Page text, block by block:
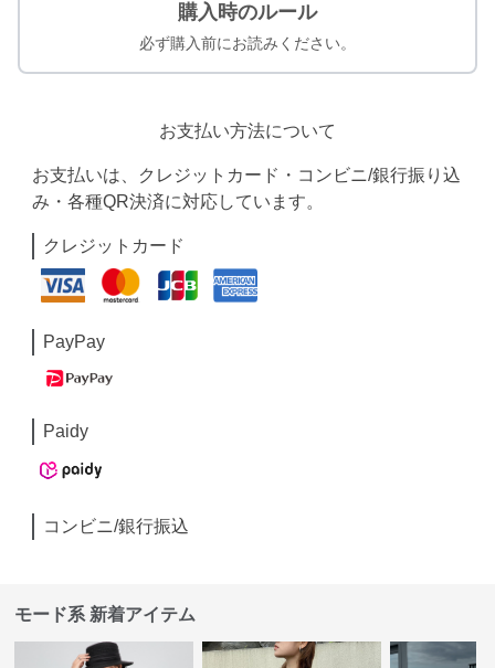
購入時のルール
必ず購入前にお読みください。
お支払い方法について
お支払いは、クレジットカード・コンビニ/銀行振り込
み・各種QR決済に対応しています。
クレジットカード
PayPay
Paidy
コンビニ/銀行振込
モード系 新着アイテム